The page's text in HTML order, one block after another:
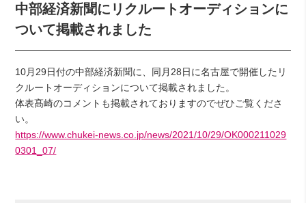
中部経済新聞にリクルートオーディションに
ついて掲載されました
10月29日付の中部経済新聞に、同月28日に名古屋で開催したリ
クルートオーディションについて掲載されました。
体表髙崎のコメントも掲載されておりますのでぜひご覧くださ
い。
https://www.chukei-news.co.jp/news/2021/10/29/OK000211029
0301_07/